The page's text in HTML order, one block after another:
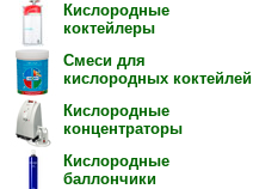
Кислородные
коктейлеры
Смеси для
кислородных коктейлей
Кислородные
концентраторы
Кислородные
баллончики